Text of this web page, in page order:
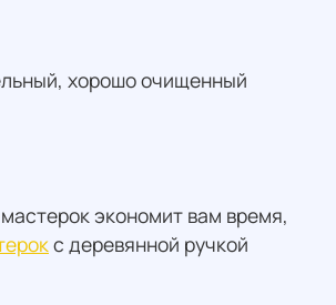
хорошо очищенный
экономит вам время,
с деревянной ручкой